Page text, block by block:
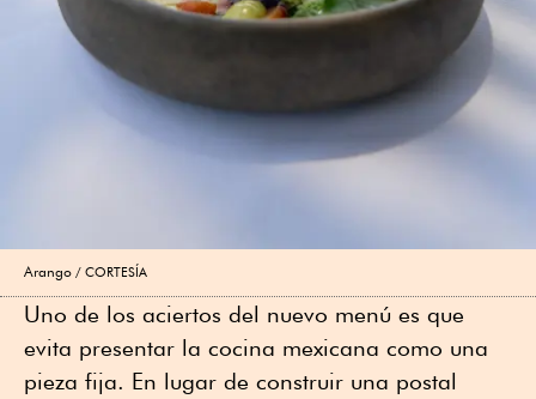
Arango CORTESÍA
Uno de los aciertos del nuevo menú es que
evita presentar la cocina mexicana como una
pieza fija. En lugar de construir una postal